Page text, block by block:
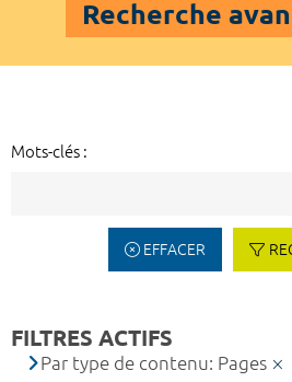
Recherche
Mots-clés :
EFFACER
FILTRES ACTIFS
Par type de contenu: Pages